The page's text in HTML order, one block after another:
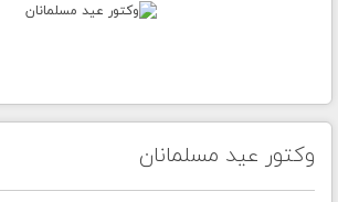
وکتور عید مسلمانان